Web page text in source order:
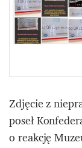
Zdjęcie z
poseł
o reakcję